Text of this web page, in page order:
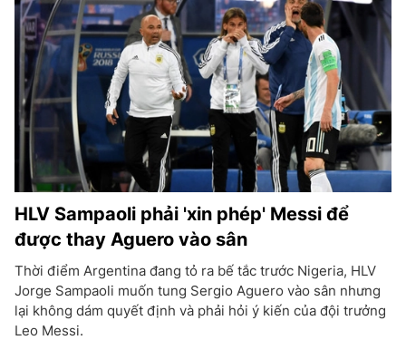
HLV Sampaoli phải 'xin phép' Messi để
được thay Aguero vào sân
Thời điểm Argentina đang tỏ ra bế tắc trước Nigeria, HLV
Jorge Sampaoli muốn tung Sergio Aguero vào sân nhưng
lại không dám quyết định và phải hỏi ý kiến của đội trưởng
Leo Messi.